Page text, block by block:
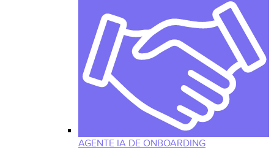
AGENTE IA DE ONBOARDING